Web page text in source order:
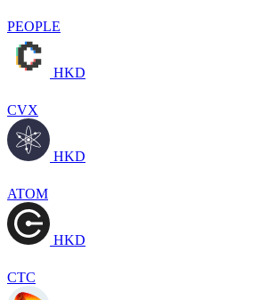
PEOPLE
HKD
CVX
HKD
ATOM
HKD
CTC